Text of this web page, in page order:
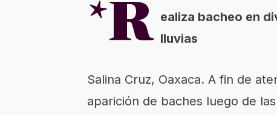
*R ealiza bacheo en
lluvias
Salina Cruz, Oaxaca. A fin de
aparición de baches luego de